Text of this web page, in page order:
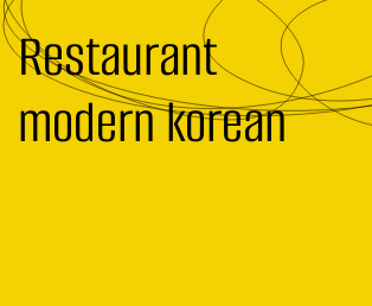
Restaurant
modern korean